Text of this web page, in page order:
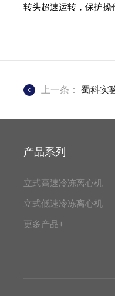
转头超速运转，保护操
上一条：蜀科实
产品系列
立式高速冷冻离心机
立式低速冷冻离心机
更多产品+